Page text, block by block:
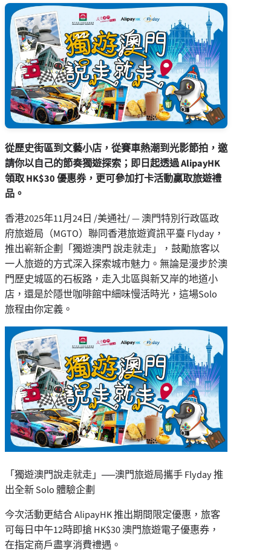
從歷史街區到⽂藝⼩店，從賽⾞熱潮到光影節拍，邀
請你以⾃⼰的節奏獨遊探索 ； 即⽇起透過AlipayHK
領取HK$30優惠券，更可參加打卡活動贏取旅遊禮
品。
⾹港2025年11月24日 /美通社/ — 澳⾨特別⾏政區政
府旅遊局（MGTO）聯同⾹港旅遊資訊平臺 Flyday，
推出嶄新企劃「獨遊澳⾨ 說⾛就⾛」，⿎勵旅客以
⼀⼈旅遊的⽅式深入探索城市魅⼒。無論是漫步於澳
⾨歷史城區的石板路，⾛入北區與新⼜岸的地道⼩
店，還是於隱世咖啡館中細味慢活時光，這場Solo
旅程由你定義。
「獨遊澳⾨說⾛就⾛」──澳⾨旅遊局攜⼿ Flyday 推
出全新 Solo 體驗企劃
今次活動更結合 AlipayHK 推出期間限定優惠，旅客
可每⽇中午12時即搶HK$30澳⾨旅遊電⼦優惠券，
在指定商⼾盡享消費禮遇。